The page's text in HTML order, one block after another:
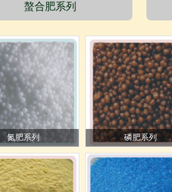
螯合肥系列
氮肥系列 磷肥系列